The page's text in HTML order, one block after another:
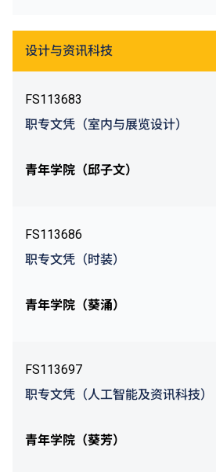
设计与资讯科技
FS113683
职专文凭（室内与展览设计）
青年学院（邱子文）
FS113686
职专文凭（时装）
青年学院（葵涌）
FS113697
职专文凭（人工智能及资讯科技）
青年学院（葵芳）